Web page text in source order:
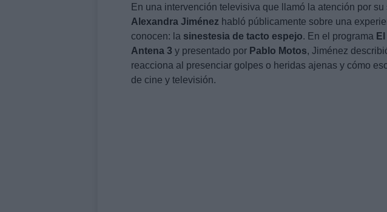
En una intervención televisiva que llamó la atención por
Alexandra Jiménez habló públicamente sobre una
conocen: la sinestesia de tacto espejo. En el programa
Antena 3 y presentado por Pablo Motos, Jiménez
reacciona al presenciar golpes o heridas ajenas y cómo
de cine y televisión.